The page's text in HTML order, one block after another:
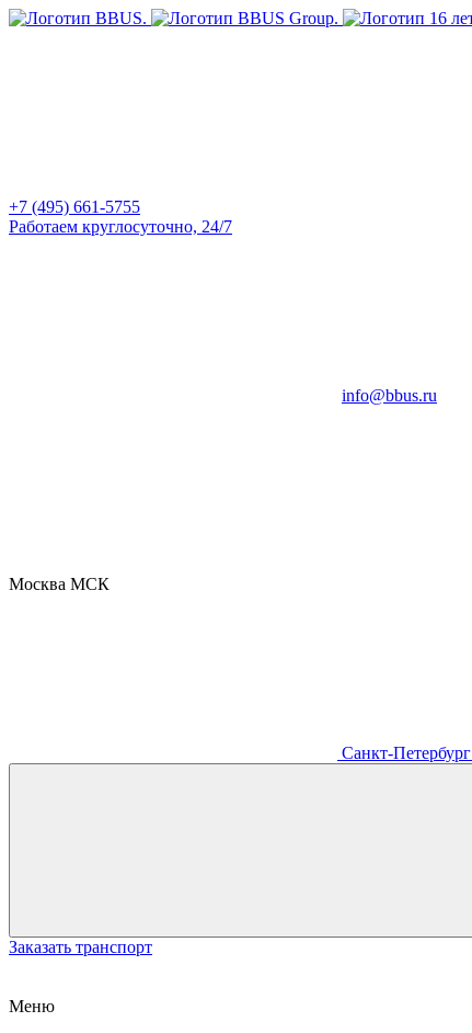
+7 (495) 661-5755
Работаем круглосуточно, 24/7
info@bbus.ru
Москва МСК
Санкт-Петербург
Заказать транспорт
Меню